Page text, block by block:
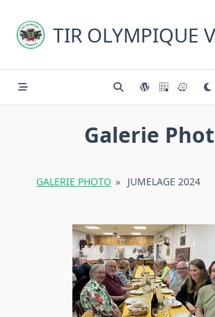
content
TIR OLYMPIQUE
Galerie
GALERIE PHOTO » JUMELAGE 2024